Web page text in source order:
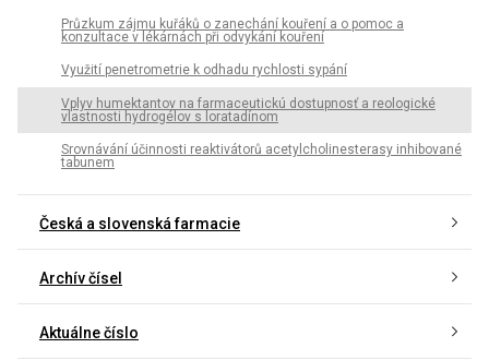
Průzkum zájmu kuřáků o zanechání kouření a o pomoc a
konzultace v lékárnách při odvykání kouření
Využití penetrometrie k odhadu rychlosti sypání
Vplyv humektantov na farmaceutickú dostupnosť a reologické
vlastnosti hydrogélov s loratadínom
Srovnávání účinnosti reaktivátorů acetylcholinesterasy inhibované
tabunem
Česká a slovenská farmacie
Archív čísel
Aktuálne číslo